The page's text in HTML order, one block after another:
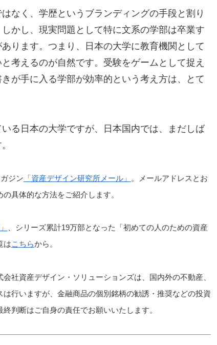
なく、学歴というブランディングの手段と割り
かし、現実問題として特に文系の学部は卒業す
ります。つまり、日本の大学に教育機関として
考えるのが自然です。受験をゲームとして捉え
が手に入る学部が効率的という考え方は、とて
る日本の大学ですが、日本国内では、まだしば
ジン 「資産デザイン研究所メール」
。メールアドレスとお
具体的な方法をご紹介します。
、シリーズ累計19万部となった「初めての人のための資産
はこちらから。
社資産デザイン・ソリューションズは、国内外の不動産、
行いますが、金融商品の個別銘柄の勧誘・推奨などの投資
判断はご自身の責任でお願いいたします。